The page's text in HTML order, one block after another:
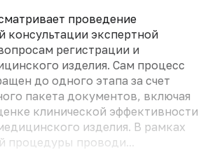
проведение
консультации экспертной
регистрации и
изделия. Сам процесс
до одного этапа за счет
пакета документов, включая
клинической эффективности
изделия. В рамках
про­цедуры проводи...